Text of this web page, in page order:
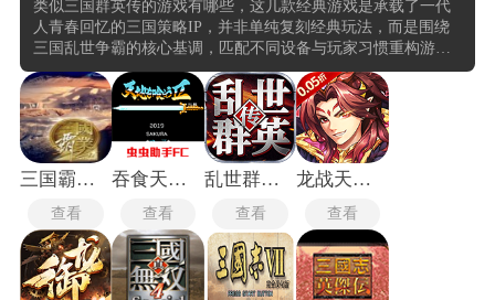
类似三国群英传的游戏有哪些，这几款经典游戏是承载了一代
人青春回忆的三国策略IP，并非单纯复刻经典玩法，而是围绕
三国乱世争霸的核心基调，匹配不同设备与玩家习惯重构游戏
体验，既有适配移动端的轻量化策略调整，也有保留硬核深度
的单机向作品，覆盖了联机团战、单机探索、卡牌构筑等多元
方向。指尖拖拽式RTS即时战术调度，支持玩家在对局中根据
战场局势随时调整各兵种实时走位，灵活应对多变战况。
三国霸业2中文版
查看
吞食天地2重制版
查看
乱世群英传
查看
龙战天下手游
查看